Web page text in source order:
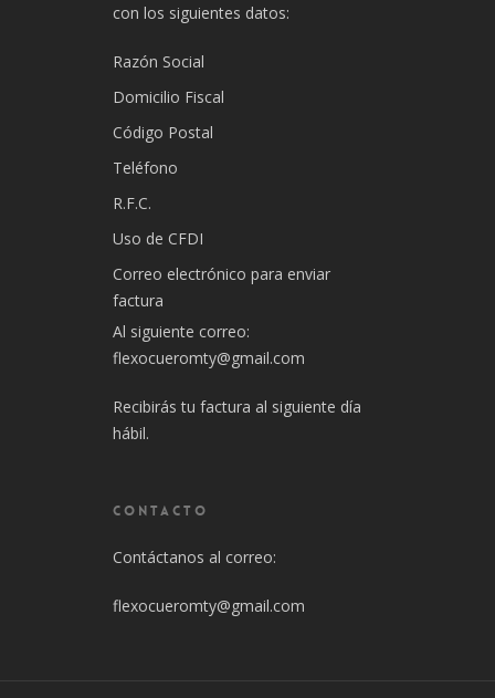
con los siguientes datos:
Razón Social
Domicilio Fiscal
Código Postal
Teléfono
R.F.C.
Uso de CFDI
Correo electrónico para enviar
factura
Al siguiente correo:
flexocueromty@gmail.com
Recibirás tu factura al siguiente día
hábil.
CONTACTO
Contáctanos al correo:
flexocueromty@gmail.com